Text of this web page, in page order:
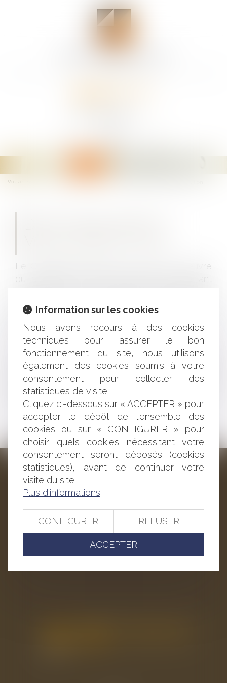
Vous êtes ici :
Le Cabinet intervient pour la mise en œuvre
ou la défense contre toute action permettant
de recouvrer ou de contester une créance,
d’actionner une caution, de prendre des
garanties, mais aussi pour les négociations
avec la Banque.
Le cabinet vous assiste pour le suivi des
exécutions des décisions de justice, comme
pour toute procédure devant le Juge de
l’exécution, y compris pour les questions liées
au surendettement des particuliers.
BAUDRY-MESNIL-BAILLY AVOCATS
33 rue de l'Alma - BP 542
Tél : 02 33 22 26 20
Information sur les cookies
Nous avons recours à des cookies
techniques pour assurer le bon
fonctionnement du site, nous utilisons
également des cookies soumis à votre
consentement pour collecter des
statistiques de visite.
Cliquez ci-dessous sur « ACCEPTER » pour
accepter le dépôt de l'ensemble des
cookies ou sur « CONFIGURER » pour
choisir quels cookies nécessitant votre
consentement seront déposés (cookies
statistiques), avant de continuer votre
visite du site.
Plus d'informations
CONFIGURER REFUSER
ACCEPTER